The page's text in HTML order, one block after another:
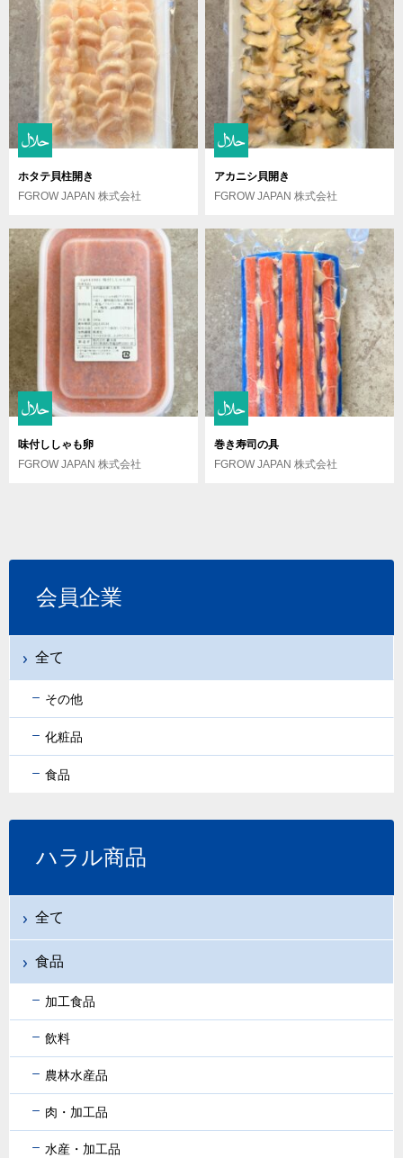
ホタテ貝柱開き
FGROW JAPAN 株式会社
アカニシ貝開き
FGROW JAPAN 株式会社
味付ししゃも卵
FGROW JAPAN 株式会社
巻き寿司の具
FGROW JAPAN 株式会社
ハラル商品
全て
食品
加工食品
飲料
農林水産品
肉・加工品
水産・加工品
会員企業
全て
その他
化粧品
食品